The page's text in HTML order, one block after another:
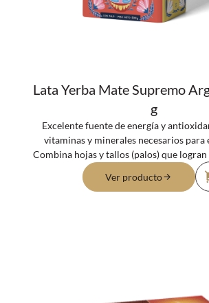
Lata Yerba Mate Supremo
g
Excelente fuente de energía y
vitaminas y minerales necesarios para
Combina hojas y tallos (palos) que
y agradable infusión.
Ver producto